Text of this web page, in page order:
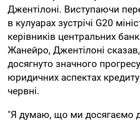
Джентілоні. Виступаючи
в кулуарах зустрічі G20
керівників центральних
Жанейро, Джентілоні
досягнуто значного прогресу
юридичних аспектах
червні.
"Я думаю, що ми досягаємо